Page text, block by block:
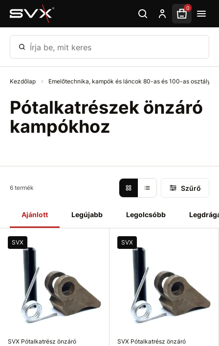
Ugrás az oldal fő részéhez 0
Írja be, mit keres
Kezdőlap Emelőtechnika, kampók és láncok 80-as és 100-as osztály
Pótalkatrészek önzáró
kampókhoz
Ajánlott Legújabb Legolcsóbb
6 termék Szűrő
SVX
SVX Pótalkatrész önzáró
SVX
SVX Pótalkatrész önzáró